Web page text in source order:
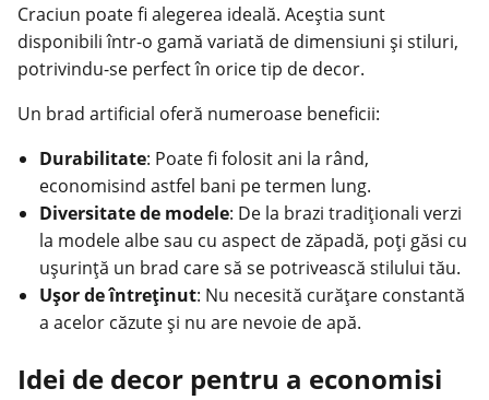
Craciun poate fi alegerea ideală. Aceștia sunt
disponibili într-o gamă variată de dimensiuni și stiluri,
potrivindu-se perfect în orice tip de decor.
Un brad artificial oferă numeroase beneficii:
Durabilitate: Poate fi folosit ani la rând,
economisind astfel bani pe termen lung.
Diversitate de modele: De la brazi tradiționali verzi
la modele albe sau cu aspect de zăpadă, poți găsi cu
ușurință un brad care să se potrivească stilului tău.
Ușor de întreținut: Nu necesită curățare constantă
a acelor căzute și nu are nevoie de apă.
Idei de decor pentru a economisi